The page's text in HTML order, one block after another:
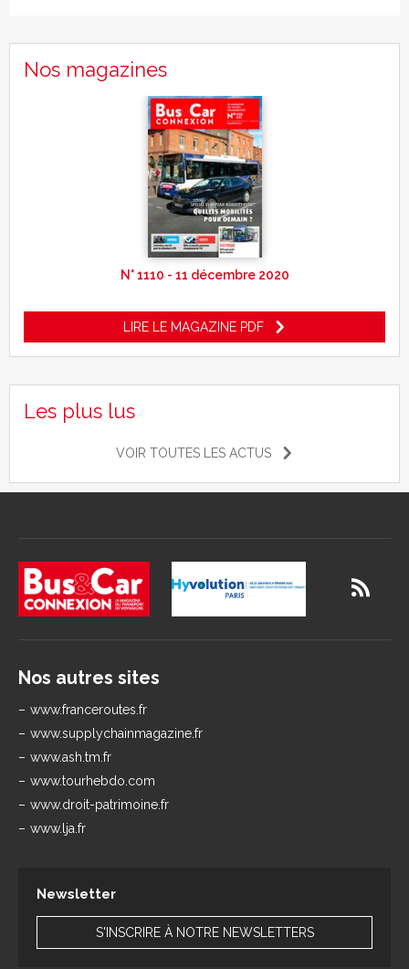
Nos magazines
N° 1110 - 11 décembre 2020
LIRE LE MAGAZINE PDF
Les plus lus
VOIR TOUTES LES ACTUS
Nos autres sites
www.franceroutes.fr
www.supplychainmagazine.fr
www.ash.tm.fr
www.tourhebdo.com
www.droit-patrimoine.fr
www.lja.fr
Newsletter
S'INSCRIRE À NOTRE NEWSLETTERS